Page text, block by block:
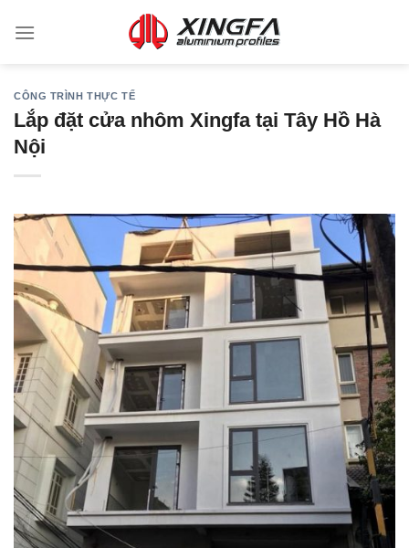
CÔNG TRÌNH THỰC TẾ
Lắp đặt cửa nhôm Xingfa tại Tây Hồ Hà
Nội